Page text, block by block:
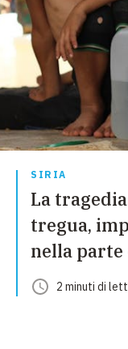
SIRIA
La
tregua,
nella
2 minuti di